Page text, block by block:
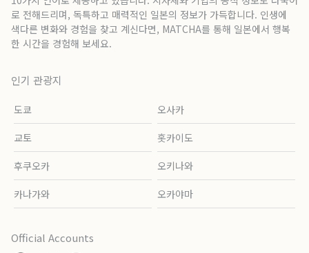
로 전해드리며, 독특하고 매력적인 일본의 정보가 가득합니다. 인생에
색다른 변화와 경험을 찾고 계신다면, MATCHA를 통해 일본에서 행복
한 시간을 경험해 보세요.
인기 관광지
도쿄 오사카
교토 홋카이도
후쿠오카 오키나와
카나가와 오카야마
Official Accounts